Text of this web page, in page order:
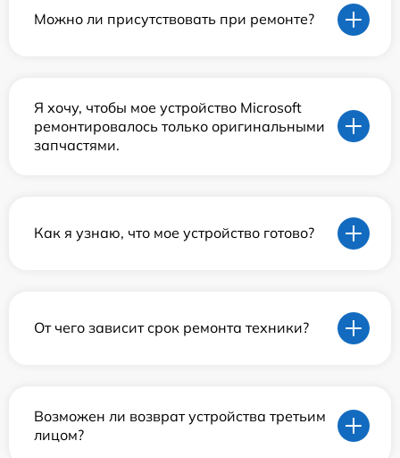
Можно ли присутствовать при ремонте?
Я хочу, чтобы мое устройство Microsoft
ремонтировалось только оригинальными
запчастями.
Как я узнаю, что мое устройство готово?
От чего зависит срок ремонта техники?
Возможен ли возврат устройства третьим
лицом?